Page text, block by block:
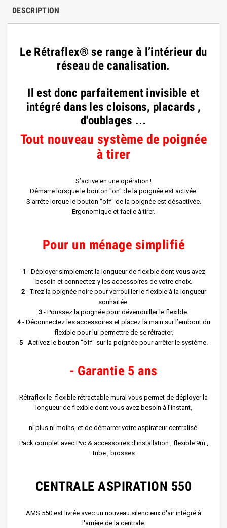
DESCRIPTION
Le Rétraflex® se range à l’intérieur du
réseau de canalisation.
Il est donc parfaitement invisible et
intégré dans les cloisons, placards ,
d'oublages …
Tout nouveau système de poignée
à tirer
S’active en une opération !
Démarre lorsque le bouton "on" de la poignée est activée.
S'arrête lorque le bouton "off" de la poignée est désactivée.
Ergonomique et facile à tirer.
Pour un ménage simplifié
1 - Déployer simplement la longueur de flexible dont vous avez
besoin et connectez-y les accessoires de votre choix.
2- Tirez la poignée noire pour verrouiller le flexible à la longueur
souhaitée.
3 - Poussez la poignée pour déverrouiller le flexible.
4- Déconnectez les accessoires et placez la main sur l’embout du
flexible pour lui permettre de se rétracter.
5 - Activez le bouton "off" sur la poignée pour arrêter le système.
- Garantie 5 ans
Rétraflex le flexible rétractable mural vous permet de déployer la
longueur de flexible dont vous avez besoin à l’instant,
ni plus ni moins, et de démarrer votre aspirateur centralisé.
Pack complet avec Pvc & accessoires d'installation , flexible 9m ,
tube , brosses
CENTRALE ASPIRATION 550
AMS 550 est livrée avec un nouveau silencieux d'air intégré à
l'arrière de la centrale.